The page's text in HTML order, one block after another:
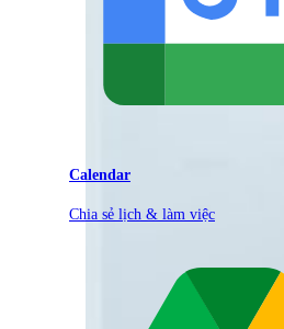
Calendar
Chia sẻ lịch & làm việc